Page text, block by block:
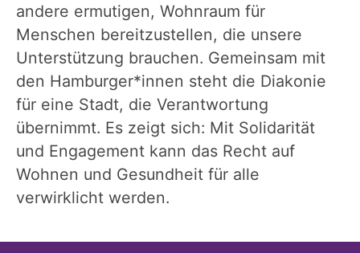
andere ermutigen, Wohnraum für
Menschen bereitzustellen, die unsere
Unterstützung brauchen. Gemeinsam mit
den Hamburger*innen steht die Diakonie
für eine Stadt, die Verantwortung
übernimmt. Es zeigt sich: Mit Solidarität
und Engagement kann das Recht auf
Wohnen und Gesundheit für alle
verwirklicht werden.